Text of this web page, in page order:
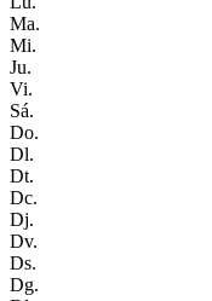
Ma.
Mi.
Ju.
Vi.
Sá.
Do.
Dl.
Dt.
Dc.
Dj.
Dv.
Ds.
Dg.